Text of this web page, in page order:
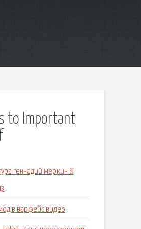
to Important
геннадий меркин 6
в варфейс видео